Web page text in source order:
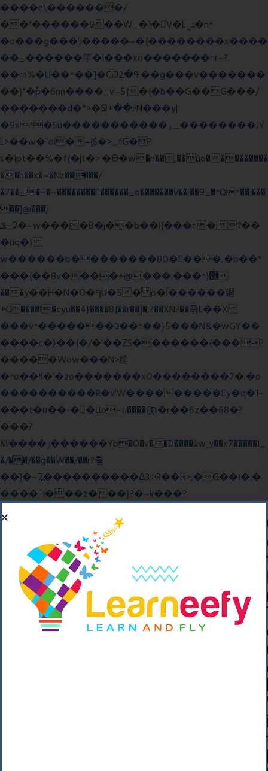
����e\�������/
��"������9��W_�]�ͮV�Lݽ�n^
�o���g���';�����~�{��������x����
��_������竽�I���xo�������nr~?
��m%�U��^��]�Ѿߟ�2��g���v�������
��}"�ٗp�6nn����_v~5{�{�߿��G��G���/
�������d�*>�Ջ+��FN���y|
�9x^�Su�����������ۏ_��������JY
L>��w�ˋoi�={$�>_fG� ?
s�Ipt��%�f{�|t�>:�ϴ�w�n��,��ûo���������
��h��x�~�Nz�����/
�7��_�~�~��������E������_o�������v��;��9_�^Q^��:���
��]@���}
ݏ_ʡ�~w����B�j��b��l{���n�;Ϯ��
�uq�}
ֲw������b��������8O�E���,�b��*
���{��8v����+@���:���^)޾
���y��H�N�O�ףU�5� o�Ȉ������廻
+C����ŧ�cyu��4}����8{��r��]�,?��XNF��푺L��X
���v^�������כ��^��}5���N&�wGY��
����c�}��{�/�'��ZS�������{���?
�����Wow���N>糙
�^o��ߞ�'�zo�������xO��������7�.�o
����������R�v'W���������Ey�q�1~
���t�u��-�� o~u����{|ח֧�r��6z��68�?
���?
M����ݫ������Yb�O�v��D����ûw˯y��x7�����I_
�/��/��g��W��/��r?쵷
��]�~7߽����������Δ3;>R��H>,�G��ו�:�
���� `I���z���}?�~k���?
��o��C���ǡ���,����*�3��#eۧ_>\��z
�K{DQg�Ϯ��]u��3o�V~�/��@��??
����Y�]�s�n���s
����p��|
��^��������$��ٽ�P���~��4���Snn^
$ ����Ogy/|>ڿ|�I��'A�n��1�$�}
=c"'��K���X�:��?j�ԫ��-